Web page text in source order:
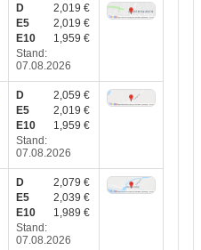
D
2,019 €
E5
2,019 €
E10
1,959 €
Stand:
07.08.2026
D
2,059 €
E5
2,019 €
E10
1,959 €
Stand:
07.08.2026
D
2,079 €
E5
2,039 €
E10
1,989 €
Stand:
07.08.2026